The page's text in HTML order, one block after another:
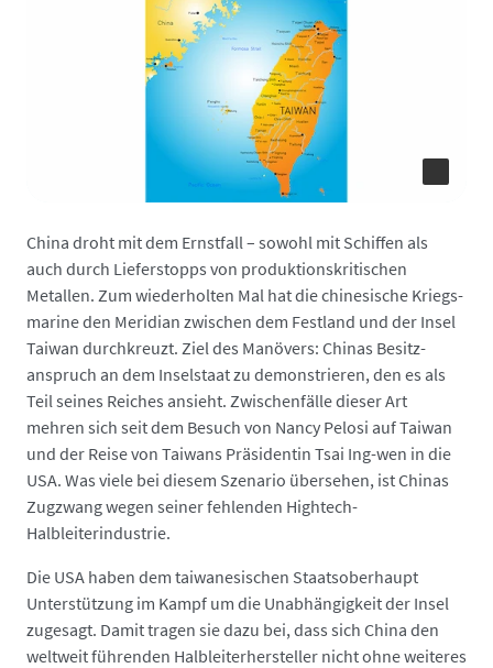
China droht mit dem Ernstfall – sowohl mit Schiffen als
auch durch Liefer­stopps von produktions­kritischen
Metallen. Zum wiederholten Mal hat die chinesische Kriegs­
marine den Meridian zwischen dem Festland und der Insel
Taiwan durchkreuzt. Ziel des Manövers: Chinas Besitz­
anspruch an dem Insel­staat zu demonstrieren, den es als
Teil seines Reiches ansieht. Zwischen­fälle dieser Art
mehren sich seit dem Besuch von Nancy Pelosi auf Taiwan
und der Reise von Taiwans Präsidentin Tsai Ing-wen in die
USA. Was viele bei diesem Szenario übersehen, ist Chinas
Zugzwang wegen seiner fehlenden Hightech-
Halbleiterindustrie.
Die USA haben dem taiwanesischen Staats­oberhaupt
Unterstützung im Kampf um die Unabhängig­keit der Insel
zugesagt. Damit tragen sie dazu bei, dass sich China den
weltweit führenden Halbleiter­hersteller nicht ohne weiteres